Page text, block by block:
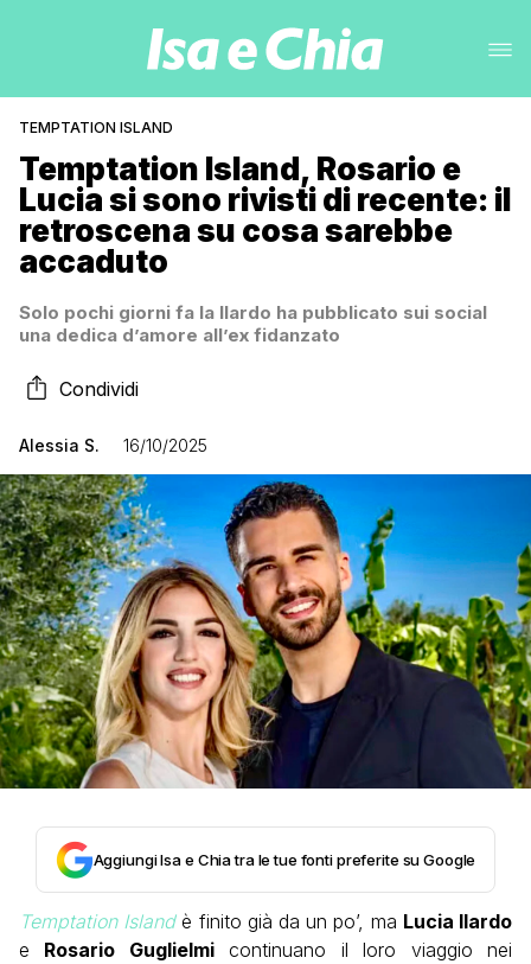
TEMPTATION ISLAND
Temptation Island, Rosario e
Lucia si sono rivisti di recente: il
retroscena su cosa sarebbe
accaduto
Solo pochi giorni fa la Ilardo ha pubblicato sui social
una dedica d’amore all’ex fidanzato
Condividi
Alessia S. 16/10/2025
Aggiungi Isa e Chia tra le tue fonti preferite su Google
Temptation Islandè finito già da un po’, ma Lucia Ilardo
e Rosario Guglielmicontinuano il loro viaggio nei